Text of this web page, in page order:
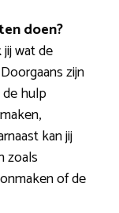
doen?
wat de
zijn
hulp
kan jij
zoals
of de